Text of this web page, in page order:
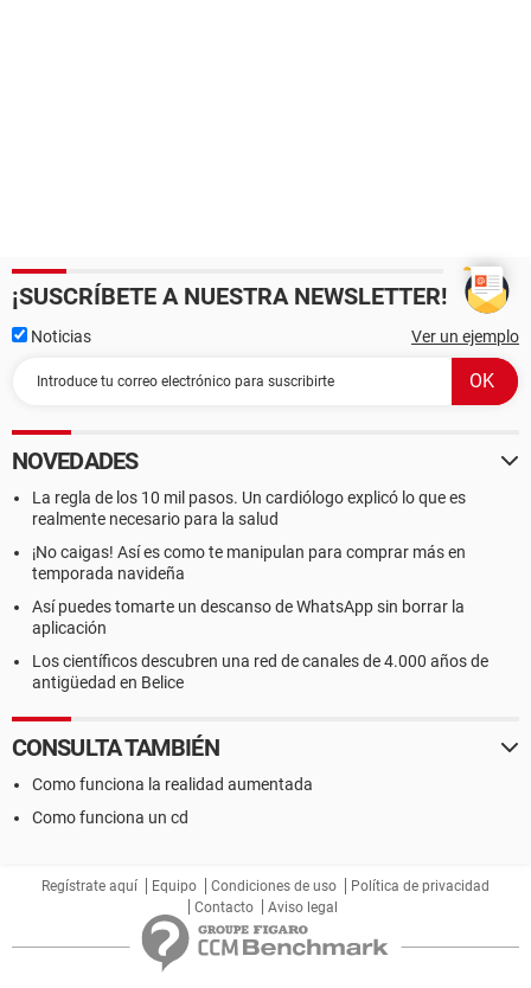
¡SUSCRÍBETE A NUESTRA NEWSLETTER!
Noticias Ver un ejemplo
NOVEDADES
La regla de los 10 mil pasos. Un cardiólogo explicó lo que es
realmente necesario para la salud
¡No caigas! Así es como te manipulan para comprar más en
temporada navideña
Así puedes tomarte un descanso de WhatsApp sin borrar la
aplicación
Los científicos descubren una red de canales de 4.000 años de
antigüedad en Belice
CONSULTA TAMBIÉN
Como funciona la realidad aumentada
Como funciona un cd
Regístrate aquí Equipo Condiciones de uso
Política de privacidad
Contacto
Aviso legal